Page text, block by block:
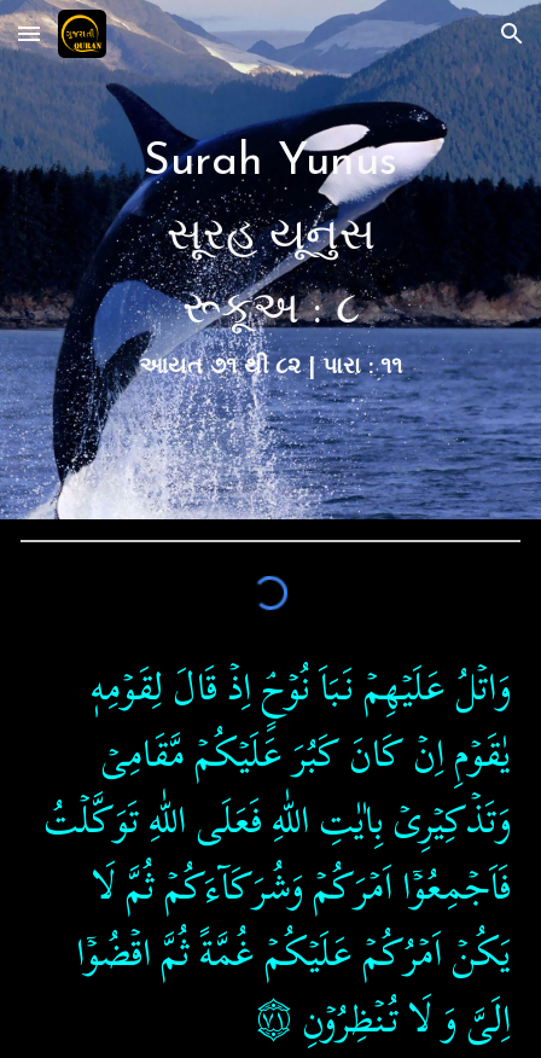
Skip to main content Skip to navigation
Surah Yunus
સૂરહ યૂનુસ
રૂકૂઅ :૮
આયત૭૧થી૮૨| પારા : ૧૧
وَاتۡلُ عَلَيۡهِمۡ نَبَاَ نُوۡحٍ​ۘ اِذۡ قَالَ لِقَوۡمِهٖ
يٰقَوۡمِ اِنۡ كَانَ كَبُرَ عَلَيۡكُمۡ مَّقَامِىۡ
وَتَذۡكِيۡرِىۡ بِاٰيٰتِ اللّٰهِ فَعَلَى اللّٰهِ تَوَكَّلۡتُ
فَاَجۡمِعُوۡۤا اَمۡرَكُمۡ وَشُرَكَآءَكُمۡ ثُمَّ لَا
يَكُنۡ اَمۡرُكُمۡ عَلَيۡكُمۡ غُمَّةً ثُمَّ اقۡضُوۡۤا
اِلَىَّ وَ لَا تُنۡظِرُوۡنِ‏۝٧١